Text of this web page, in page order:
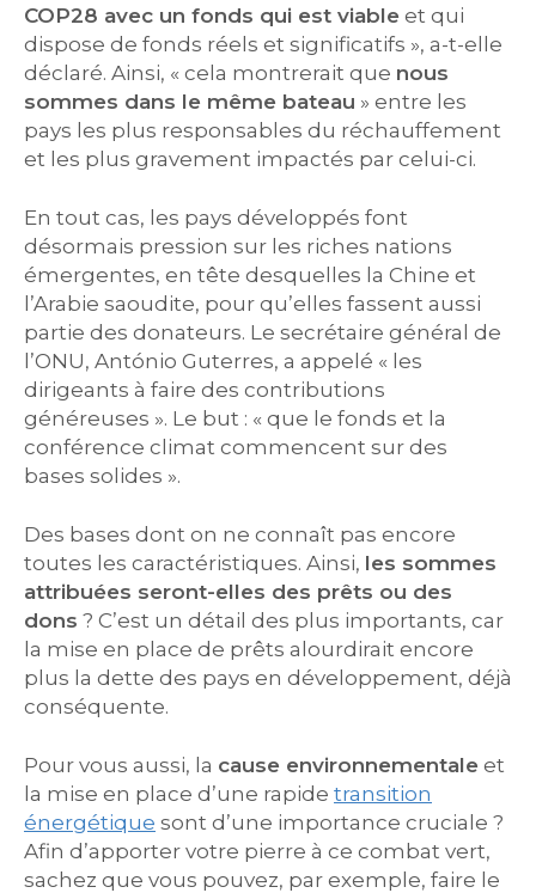
COP28 avec un fonds qui est viable et qui
dispose de fonds réels et significatifs », a-t-elle
déclaré. Ainsi, « cela montrerait que nous
sommes dans le même bateau » entre les
pays les plus responsables du réchauffement
et les plus gravement impactés par celui-ci.
En tout cas, les pays développés font
désormais pression sur les riches nations
émergentes, en tête desquelles la Chine et
l’Arabie saoudite, pour qu’elles fassent aussi
partie des donateurs. Le secrétaire général de
l’ONU, António Guterres, a appelé « les
dirigeants à faire des contributions
généreuses ». Le but : « que le fonds et la
conférence climat commencent sur des
bases solides ».
Des bases dont on ne connaît pas encore
toutes les caractéristiques. Ainsi, les sommes
attribuées seront-elles des prêts ou des
dons ? C’est un détail des plus importants, car
la mise en place de prêts alourdirait encore
plus la dette des pays en développement, déjà
conséquente.
Pour vous aussi, la cause environnementale et
la mise en place d’une rapide transition
énergétique sont d’une importance cruciale ?
Afin d’apporter votre pierre à ce combat vert,
sachez que vous pouvez, par exemple, faire le